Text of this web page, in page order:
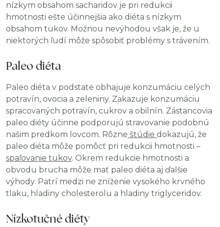
nízkym obsahom sacharidov je pri redukcii
hmotnosti ešte účinnejšia ako diéta s nízkym
obsahom tukov. Možnou nevýhodou však je, že u
niektorých ľudí môže spôsobiť problémy s trávením.
Paleo diéta
Paleo diéta v podstate obhajuje konzumáciu celých
potravín, ovocia a zeleniny. Zakazuje konzumáciu
spracovaných potravín, cukrov a obilnín. Zástancovia
paleo diéty účinne podporujú stravovanie podobnú
našim predkom lovcom. Rôzne štúdie dokazujú, že
paleo diéta môže pomôcť pri redukcii hmotnosti –
spaľovanie tukov. Okrem redukcie hmotnosti a
obvodu brucha môže mať paleo diéta aj ďalšie
výhody. Patrí medzi ne zníženie vysokého krvného
tlaku, hladiny cholesterolu a hladiny triglyceridov.
Nízkotučné diéty